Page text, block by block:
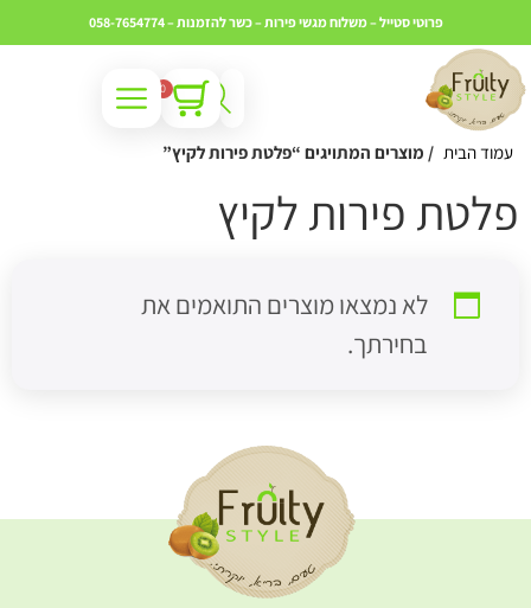
פרוטי סטייל – משלוח מגשי פירות – כשרלהזמנות – 058-7654774
0
עמוד הבית / מוצרים המתויגים “פלטת פירות לקיץ”
פירות לקיץ
לא נמצאו מוצרים התואמים את
בחירתך.